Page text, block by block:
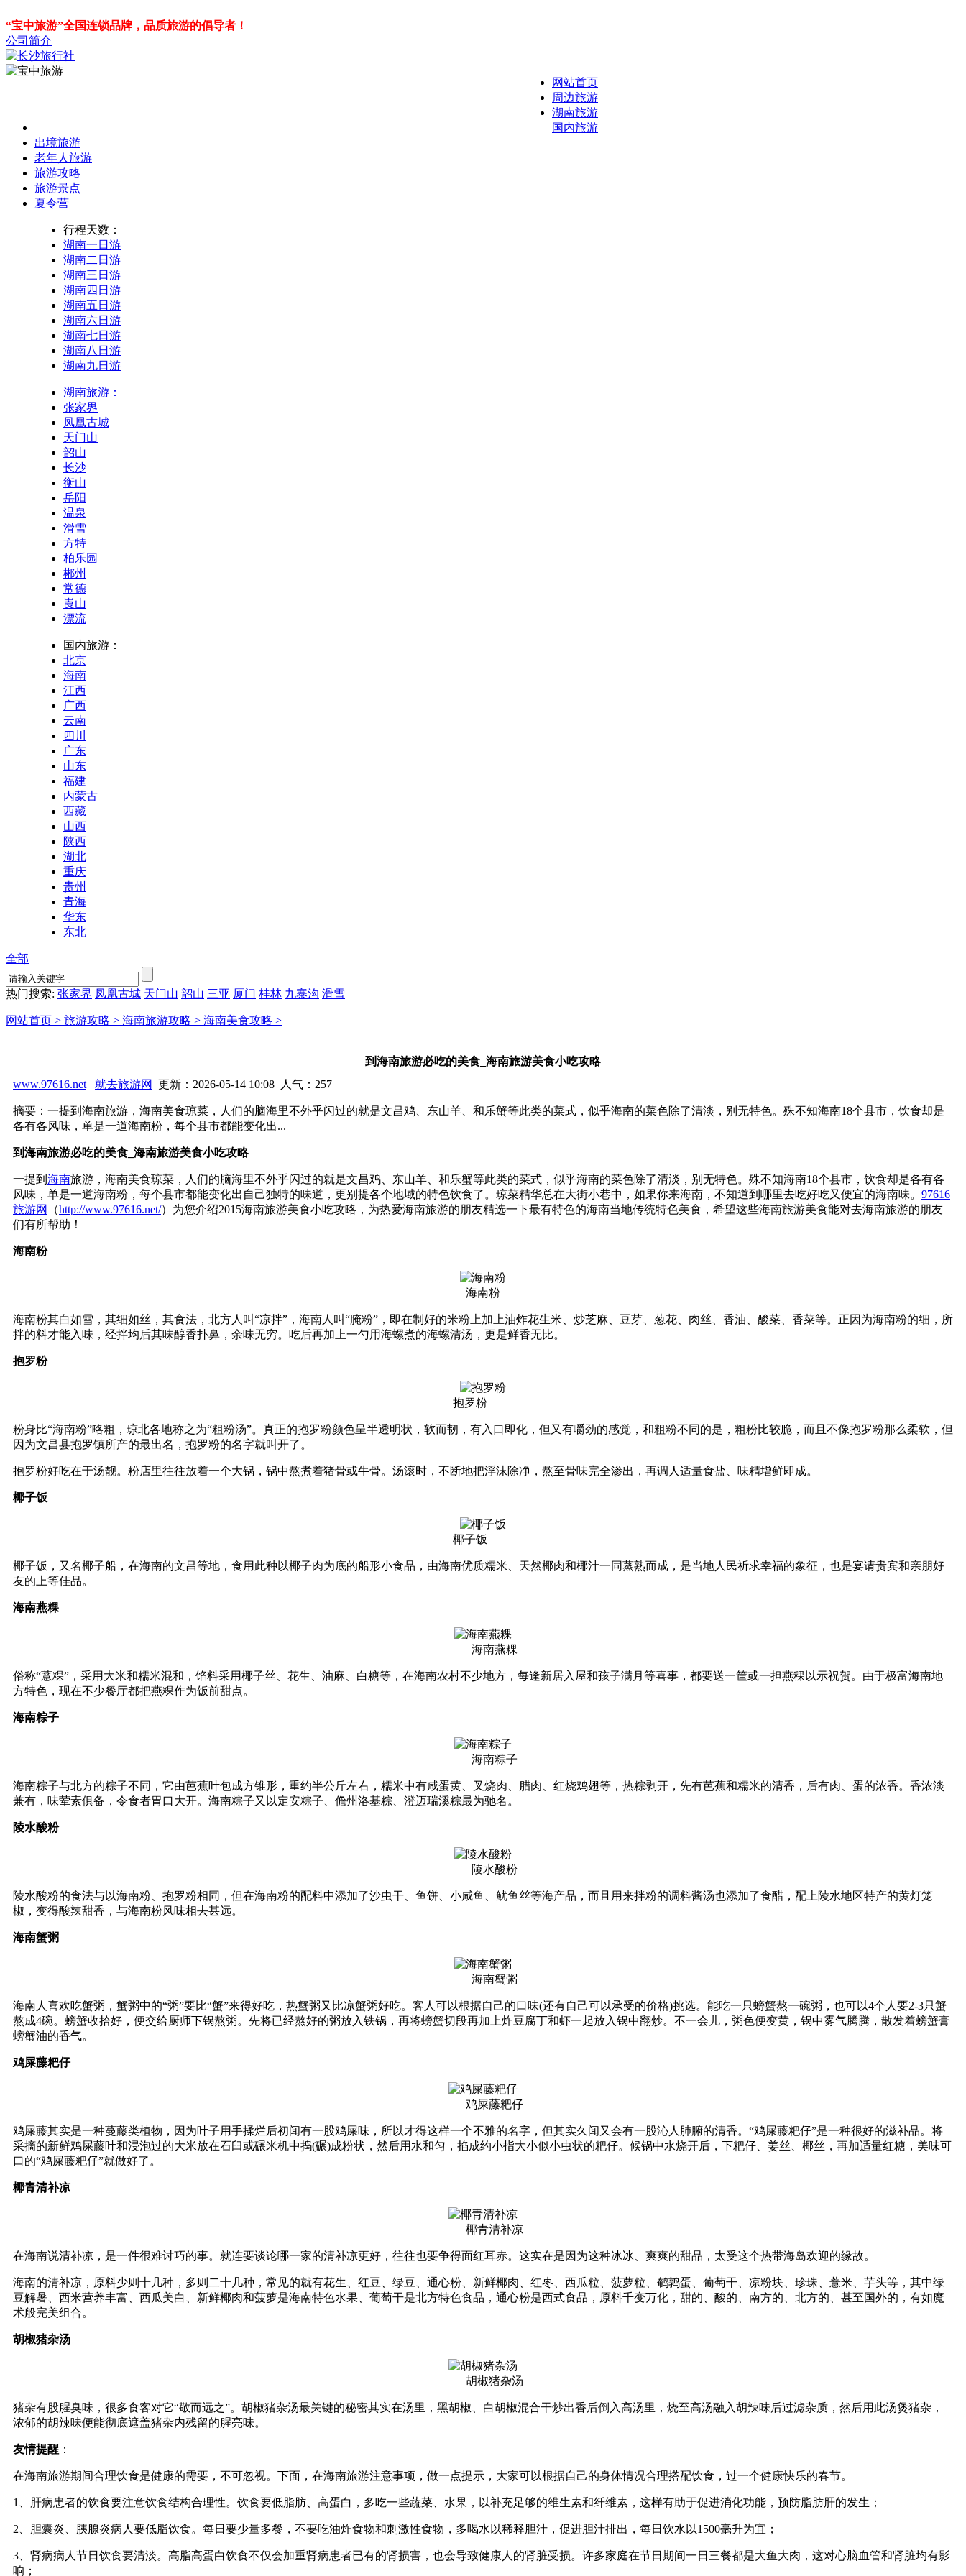
“宝中旅游”全国连锁品牌，品质旅游的倡导者！
公司简介
网站首页
周边旅游
湖南旅游
国内旅游
出境旅游
老年人旅游
旅游攻略
旅游景点
夏令营
行程天数：
湖南一日游
湖南二日游
湖南三日游
湖南四日游
湖南五日游
湖南六日游
湖南七日游
湖南八日游
湖南九日游
湖南旅游：
张家界
凤凰古城
天门山
韶山
长沙
衡山
岳阳
温泉
滑雪
方特
柏乐园
郴州
常德
崀山
漂流
国内旅游：
北京
海南
江西
广西
云南
四川
广东
山东
福建
内蒙古
西藏
山西
陕西
湖北
重庆
贵州
青海
华东
东北
全部
热门搜索: 张家界 凤凰古城 天门山 韶山 三亚 厦门 桂林 九寨沟 滑雪
网站首页 > 旅游攻略 > 海南旅游攻略 > 海南美食攻略 >
到海南旅游必吃的美食_海南旅游美食小吃攻略
www.97616.net
就去旅游网 更新：2026-05-14 10:08 人气： 257
摘要：一提到海南旅游，海南美食琼菜，人们的脑海里不外乎闪过的就是文昌鸡、东山羊、和乐蟹等此类的菜式，似乎海南的菜色除了清淡，别无特色。殊不知海南18个县市，饮食却是
各有各风味，单是一道海南粉，每个县市都能变化出...
到海南旅游必吃的美食_海南旅游美食小吃攻略
一提到 海南旅游，海南美食琼菜，人们的脑海里不外乎闪过的就是文昌鸡、东山羊、和乐蟹等此类的菜式，似乎海南的菜色除了清淡，别无特色。殊不知海南18个县市，饮食却是各有各
风味，单是一道海南粉，每个县市都能变化出自己独特的味道，更别提各个地域的特色饮食了。琼菜精华总在大街小巷中，如果你来海南，不知道到哪里去吃好吃又便宜的海南味。 97616
旅游网
（http://www.97616.net/）为您介绍2015海南旅游美食小吃攻略，为热爱海南旅游的朋友精选一下最有特色的海南当地传统特色美食，希望这些海南旅游美食能对去海南旅游的朋友
们有所帮助！
海南粉
海南粉
海南粉其白如雪，其细如丝，其食法，北方人叫“凉拌”，海南人叫“腌粉”，即在制好的米粉上加上油炸花生米、炒芝麻、豆芽、葱花、肉丝、香油、酸菜、香菜等。正因为海南粉的细，所
拌的料才能入味，经拌均后其味醇香扑鼻，余味无穷。吃后再加上一勺用海螺煮的海螺清汤，更是鲜香无比。
抱罗粉
抱罗粉
粉身比“海南粉”略粗，琼北各地称之为“粗粉汤”。真正的抱罗粉颜色呈半透明状，软而韧，有入口即化，但又有嚼劲的感觉，和粗粉不同的是，粗粉比较脆，而且不像抱罗粉那么柔软，但
因为文昌县抱罗镇所产的最出名，抱罗粉的名字就叫开了。
抱罗粉好吃在于汤靓。粉店里往往放着一个大锅，锅中熬煮着猪骨或牛骨。汤滚时，不断地把浮沫除净，熬至骨味完全渗出，再调人适量食盐、味精增鲜即成。
椰子饭
椰子饭
椰子饭，又名椰子船，在海南的文昌等地，食用此种以椰子肉为底的船形小食品，由海南优质糯米、天然椰肉和椰汁一同蒸熟而成，是当地人民祈求幸福的象征，也是宴请贵宾和亲朋好
友的上等佳品。
海南燕粿
海南燕粿
俗称“薏粿”，采用大米和糯米混和，馅料采用椰子丝、花生、油麻、白糖等，在海南农村不少地方，每逢新居入屋和孩子满月等喜事，都要送一筐或一担燕稞以示祝贺。由于极富海南地
方特色，现在不少餐厅都把燕粿作为饭前甜点。
海南粽子
海南粽子
海南粽子与北方的粽子不同，它由芭蕉叶包成方锥形，重约半公斤左右，糯米中有咸蛋黄、叉烧肉、腊肉、红烧鸡翅等，热粽剥开，先有芭蕉和糯米的清香，后有肉、蛋的浓香。香浓淡
兼有，味荤素俱备，令食者胃口大开。海南粽子又以定安粽子、儋州洛基粽、澄迈瑞溪粽最为驰名。
陵水酸粉
陵水酸粉
陵水酸粉的食法与以海南粉、抱罗粉相同，但在海南粉的配料中添加了沙虫干、鱼饼、小咸鱼、鱿鱼丝等海产品，而且用来拌粉的调料酱汤也添加了食醋，配上陵水地区特产的黄灯笼
椒，变得酸辣甜香，与海南粉风味相去甚远。
海南蟹粥
海南蟹粥
海南人喜欢吃蟹粥，蟹粥中的“粥”要比“蟹”来得好吃，热蟹粥又比凉蟹粥好吃。客人可以根据自己的口味(还有自己可以承受的价格)挑选。能吃一只螃蟹熬一碗粥，也可以4个人要2-3只蟹
熬成4碗。螃蟹收拾好，便交给厨师下锅熬粥。先将已经熬好的粥放入铁锅，再将螃蟹切段再加上炸豆腐丁和虾一起放入锅中翻炒。不一会儿，粥色便变黄，锅中雾气腾腾，散发着螃蟹膏
螃蟹油的香气。
鸡屎藤粑仔
鸡屎藤粑仔
鸡屎藤其实是一种蔓藤类植物，因为叶子用手揉烂后初闻有一股鸡屎味，所以才得这样一个不雅的名字，但其实久闻又会有一股沁人肺腑的清香。“鸡屎藤粑仔”是一种很好的滋补品。将
采摘的新鲜鸡屎藤叶和浸泡过的大米放在石臼或碾米机中捣(碾)成粉状，然后用水和匀，掐成约小指大小似小虫状的粑仔。候锅中水烧开后，下粑仔、姜丝、椰丝，再加适量红糖，美味可
口的“鸡屎藤粑仔”就做好了。
椰青清补凉
椰青清补凉
在海南说清补凉，是一件很难讨巧的事。就连要谈论哪一家的清补凉更好，往往也要争得面红耳赤。这实在是因为这种冰冰、爽爽的甜品，太受这个热带海岛欢迎的缘故。
海南的清补凉，原料少则十几种，多则二十几种，常见的就有花生、红豆、绿豆、通心粉、新鲜椰肉、红枣、西瓜粒、菠萝粒、鹌鹑蛋、葡萄干、凉粉块、珍珠、薏米、芋头等，其中绿
豆解暑、西米营养丰富、西瓜美白、新鲜椰肉和菠萝是海南特色水果、葡萄干是北方特色食品，通心粉是西式食品，原料千变万化，甜的、酸的、南方的、北方的、甚至国外的，有如魔
术般完美组合。
胡椒猪杂汤
胡椒猪杂汤
猪杂有股腥臭味，很多食客对它“敬而远之”。胡椒猪杂汤最关键的秘密其实在汤里，黑胡椒、白胡椒混合干炒出香后倒入高汤里，烧至高汤融入胡辣味后过滤杂质，然后用此汤煲猪杂，
浓郁的胡辣味便能彻底遮盖猪杂内残留的腥亮味。
友情提醒 ：
在海南旅游期间合理饮食是健康的需要，不可忽视。下面，在海南旅游注意事项，做一点提示，大家可以根据自己的身体情况合理搭配饮食，过一个健康快乐的春节。
1、肝病患者的饮食要注意饮食结构合理性。饮食要低脂肪、高蛋白，多吃一些蔬菜、水果，以补充足够的维生素和纤维素，这样有助于促进消化功能，预防脂肪肝的发生；
2、胆囊炎、胰腺炎病人要低脂饮食。每日要少量多餐，不要吃油炸食物和刺激性食物，多喝水以稀释胆汁，促进胆汁排出，每日饮水以1500毫升为宜；
3、肾病病人节日饮食要清淡。高脂高蛋白饮食不仅会加重肾病患者已有的肾损害，也会导致健康人的肾脏受损。许多家庭在节日期间一日三餐都是大鱼大肉，这对心脑血管和肾脏均有影
响；